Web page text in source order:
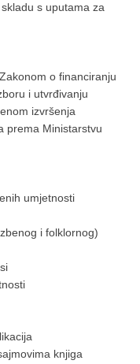
s uputama za
o financiranju
i utvrđivanju
izvršenja
prema Ministarstvu
umjetnosti
i folklornog)
knjiga